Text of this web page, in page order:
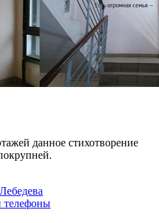
данное стихотворение
телефоны